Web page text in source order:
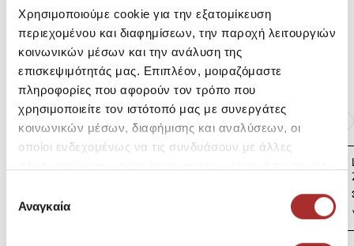
Χρησιμοποιούμε cookie για την εξατομίκευση
περιεχομένου και διαφημίσεων, την παροχή λειτουργιών
κοινωνικών μέσων και την ανάλυση της
επισκεψιμότητάς μας. Επιπλέον, μοιραζόμαστε
πληροφορίες που αφορούν τον τρόπο που
χρησιμοποιείτε τον ιστότοπό μας με συνεργάτες
κοινωνικών μέσων, διαφήμισης και αναλύσεων, οι
οποίοι ενδεχομένως να τις συνδυάσουν με άλλες
των υπηρεσιών τους.
συγκατάθεσης
Αναγκαία
Αποστολές Προϊόντων
Επιστροφές Προϊόντων
Ίδια κατηγορία Ίδιο Brand